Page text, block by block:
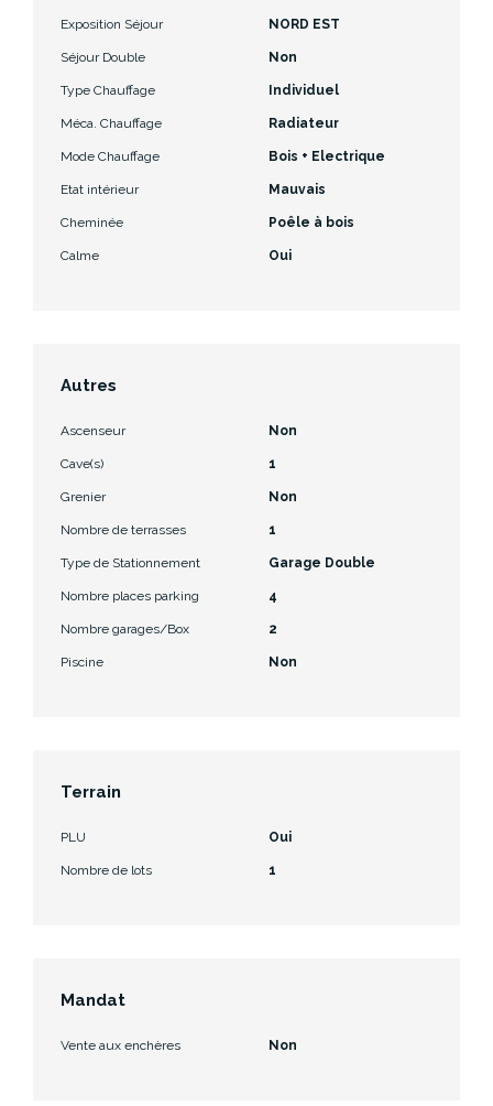
Exposition Séjour NORD EST
Séjour Double Non
Type Chauffage Individuel
Méca. Chauffage Radiateur
Mode Chauffage Bois + Electrique
Etat intérieur Mauvais
Cheminée Poêle à bois
Calme Oui
Autres
Ascenseur Non
Cave(s) 1
Grenier Non
Nombre de terrasses 1
Type de Stationnement Garage Double
Nombre places parking 4
Nombre garages/Box 2
Piscine Non
Terrain
PLU Oui
Nombre de lots 1
Mandat
Vente aux enchères Non